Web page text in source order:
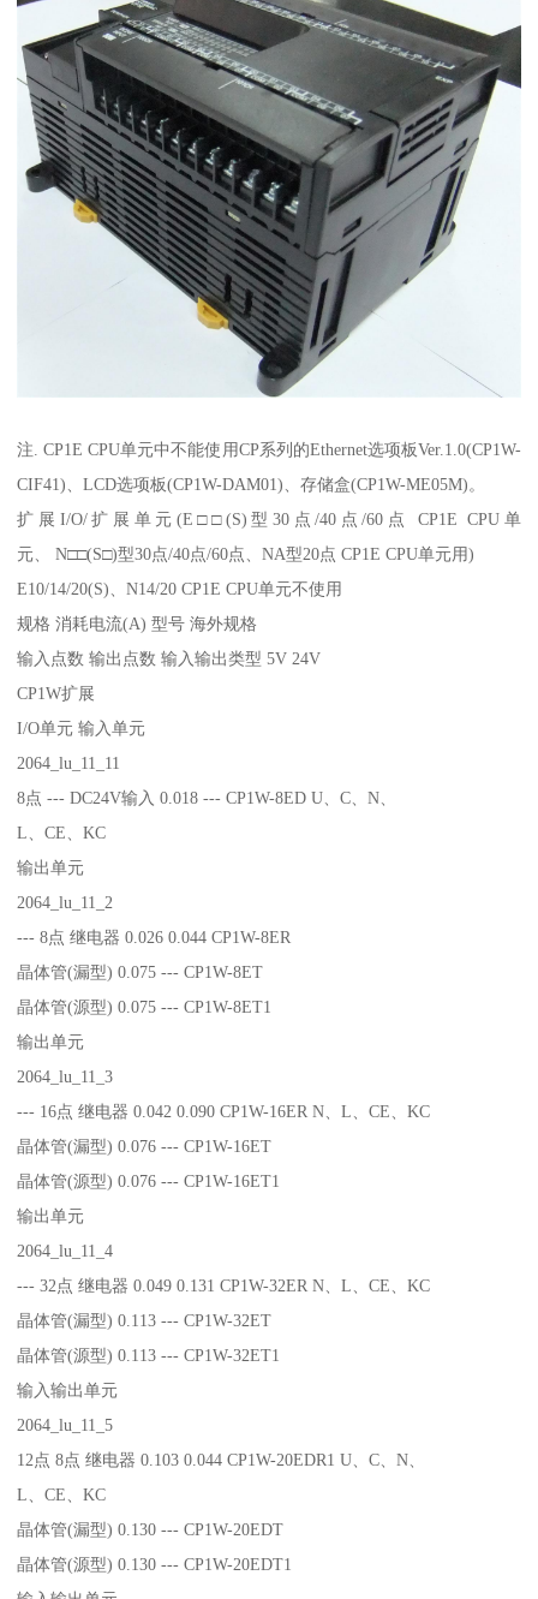
注. CP1E CPU单元中不能使用CP系列的Ethernet选项板Ver.1.0(CP1W-
CIF41)、LCD选项板(CP1W-DAM01)、存储盒(CP1W-ME05M)。
扩展I/O/扩展单元(E□□(S)型30点/40点/60点 CP1E CPU单
元、 N□□(S□)型30点/40点/60点、NA型20点 CP1E CPU单元用)
E10/14/20(S)、N14/20 CP1E CPU单元不使用
规格 消耗电流(A) 型号 海外规格
输入点数 输出点数 输入输出类型 5V 24V
CP1W扩展
I/O单元 输入单元
2064_lu_11_11
8点 --- DC24V输入 0.018 --- CP1W-8ED U、C、N、
L、CE、KC
输出单元
2064_lu_11_2
--- 8点 继电器 0.026 0.044 CP1W-8ER
晶体管(漏型) 0.075 --- CP1W-8ET
晶体管(源型) 0.075 --- CP1W-8ET1
输出单元
2064_lu_11_3
--- 16点 继电器 0.042 0.090 CP1W-16ER N、L、CE、KC
晶体管(漏型) 0.076 --- CP1W-16ET
晶体管(源型) 0.076 --- CP1W-16ET1
输出单元
2064_lu_11_4
--- 32点 继电器 0.049 0.131 CP1W-32ER N、L、CE、KC
晶体管(漏型) 0.113 --- CP1W-32ET
晶体管(源型) 0.113 --- CP1W-32ET1
输入输出单元
2064_lu_11_5
12点 8点 继电器 0.103 0.044 CP1W-20EDR1 U、C、N、
L、CE、KC
晶体管(漏型) 0.130 --- CP1W-20EDT
晶体管(源型) 0.130 --- CP1W-20EDT1